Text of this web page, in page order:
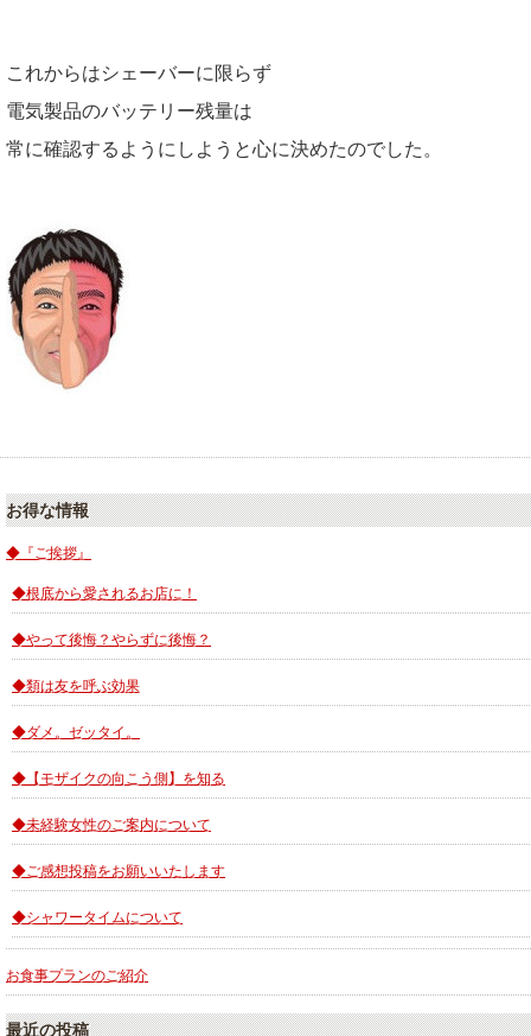
これからはシェーバーに限らず
電気製品のバッテリー残量は
常に確認するようにしようと心に決めたのでした。
お得な情報
◆『ご挨拶』
◆根底から愛されるお店に！
◆やって後悔？やらずに後悔？
◆類は友を呼ぶ効果
◆ダメ。ゼッタイ。
◆【モザイクの向こう側】を知る
◆未経験女性のご案内について
◆ご感想投稿をお願いいたします
◆シャワータイムについて
お食事プランのご紹介
最近の投稿